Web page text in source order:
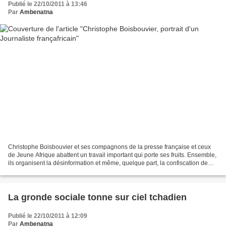
Publié le 22/10/2011 à 13:46
Par Ambenatna
Christophe Boisbouvier et ses compagnons de la presse française et ceux
de Jeune Afrique abattent un travail important qui porte ses fruits. Ensemble,
ils organisent la désinformation et même, quelque part, la confiscation de
La gronde sociale tonne sur ciel tchadien
Publié le 22/10/2011 à 12:09
Par Ambenatna